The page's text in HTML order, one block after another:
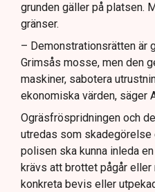
grunden gäller på platsen.
gränser.
– Demonstrationsrätten är
Grimsås mosse, men den
maskiner, sabotera
ekonomiska värden, säger
Ogräsfröspridningen och
utredas som
polisen ska kunna inleda
krävs att brottet pågår
konkreta bevis eller